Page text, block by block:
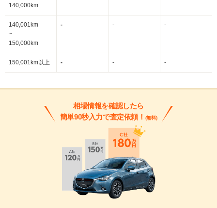
140,000km
140,001km
~
150,000km
- - -
150,001km以上 - - -
相場情報を確認したら
簡単90秒入力で査定依頼！ (無料)